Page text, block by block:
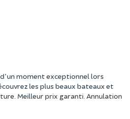
moment exceptionnel lors
les plus beaux bateaux et
Meilleur prix garanti. Annulation